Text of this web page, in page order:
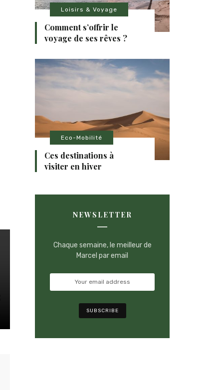
Loisirs & Voyage
Comment s’offrir le
voyage de ses rêves ?
Eco-Mobilité
Ces destinations à
visiter en hiver
NEWSLETTER
Chaque semaine, le meilleur de
Marcel par email